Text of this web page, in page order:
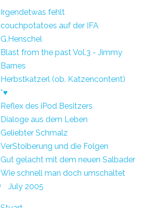
Irgendetwas fehlt
couchpotatoes auf der IFA
G.Henschel
Blast from the past Vol.3 - Jimmy
Barnes
Herbstkatzerl (ob. Katzencontent)
*♥
Reflex des iPod Besitzers
Dialoge aus dem Leben
Geliebter Schmalz
VerStoiberung und die Folgen
Gut gelacht mit dem neuen Salbader
Wie schnell man doch umschaltet
July 2005